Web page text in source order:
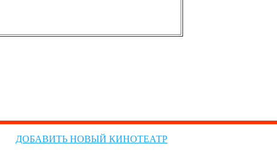
ДОБАВИТЬ НОВЫЙ КИНОТЕАТР